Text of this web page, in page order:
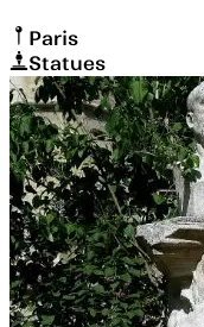
Paris
Statues